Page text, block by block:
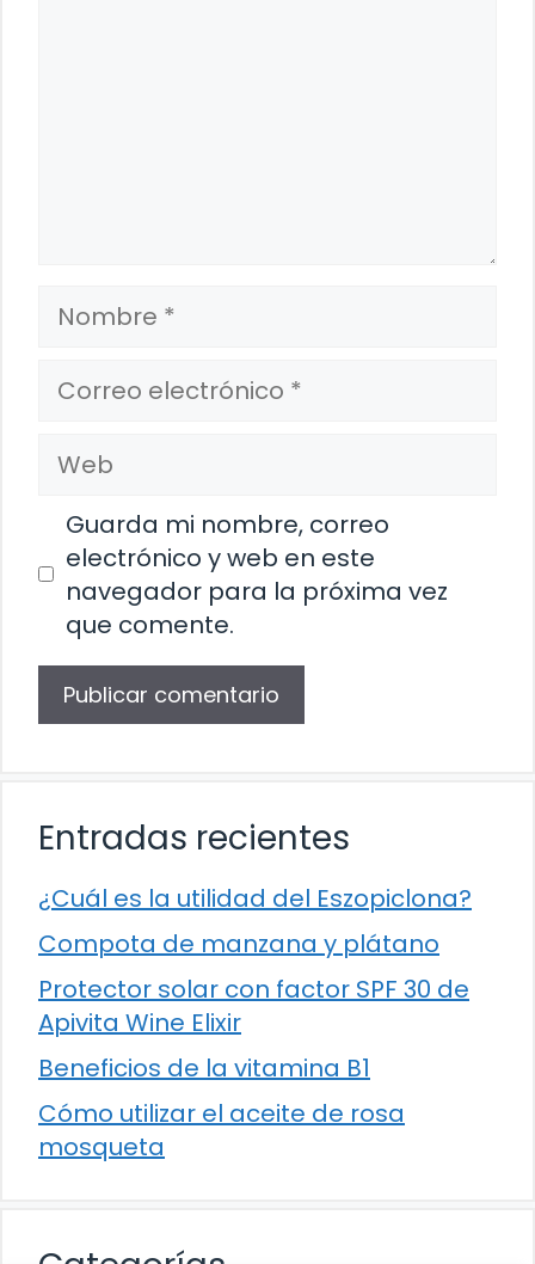
Nombre
Correo
electrónico
Web
Guarda mi nombre, correo
electrónico y web en este
navegador para la próxima vez
que comente.
Entradas recientes
¿Cuál es la utilidad del Eszopiclona?
Compota de manzana y plátano
Protector solar con factor SPF 30 de
Apivita Wine Elixir
Beneficios de la vitamina B1
Cómo utilizar el aceite de rosa
mosqueta